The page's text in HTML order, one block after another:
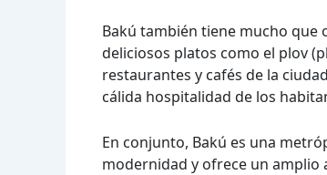
Bakú también tiene mucho que
deliciosos platos como el plov
restaurantes y cafés de la
cálida hospitalidad de los
En conjunto, Bakú es una
modernidad y ofrece un amplio